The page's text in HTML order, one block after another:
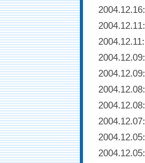
2004.12.16:
2004.12.11:
2004.12.11:
2004.12.09:
2004.12.09:
2004.12.08:
2004.12.08:
2004.12.07:
2004.12.05:
2004.12.05: